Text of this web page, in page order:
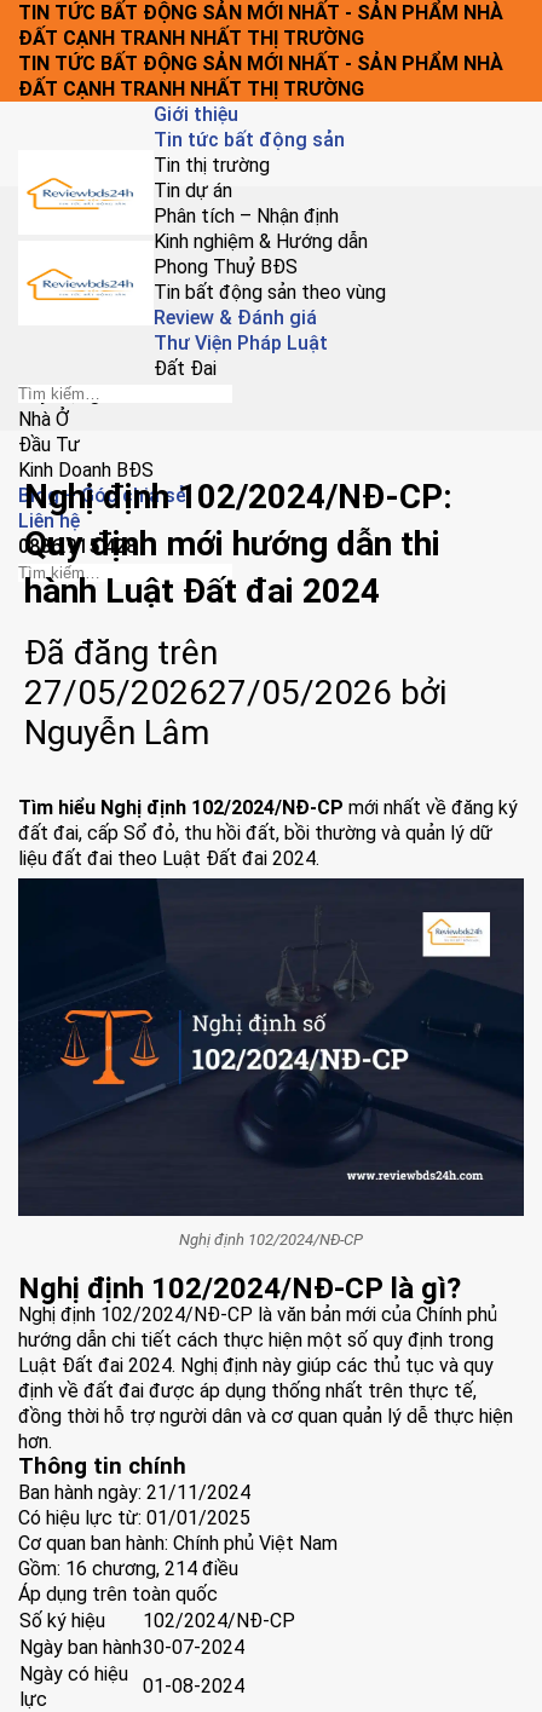
Chuyển
đến
nội
dung
TIN TỨC BẤT ĐỘNG SẢN MỚI NHẤT - SẢN PHẨM NHÀ
ĐẤT CẠNH TRANH NHẤT THỊ TRƯỜNG
TIN TỨC BẤT ĐỘNG SẢN MỚI NHẤT - SẢN PHẨM NHÀ
ĐẤT CẠNH TRANH NHẤT THỊ TRƯỜNG
Giới thiệu
Tin tức bất động sản
Tin thị trường
Tin dự án
Phân tích – Nhận định
Kinh nghiệm & Hướng dẫn
Phong Thuỷ BĐS
Tin bất động sản theo vùng
Review & Đánh giá
Thư Viện Pháp Luật
Đất Đai
Xây Dựng
Nhà Ở
Đầu Tư
Kinh Doanh BĐS
Blog – Góc chia sẻ
Liên hệ
0886.915.428
Nghị định 102/2024/NĐ-CP:
Quy định mới hướng dẫn thi
hành Luật Đất đai 2024
Đã đăng trên
27/05/202627/05/2026 bởi
Nguyễn Lâm
Tìm hiểu Nghị định 102/2024/NĐ-CP mới nhất về đăng ký
đất đai, cấp Sổ đỏ, thu hồi đất, bồi thường và quản lý dữ
liệu đất đai theo Luật Đất đai 2024.
Nghị định 102/2024/NĐ-CP
Nghị định 102/2024/NĐ-CP là gì?
Nghị định 102/2024/NĐ-CP là văn bản mới của Chính phủ
hướng dẫn chi tiết cách thực hiện một số quy định trong
Luật Đất đai 2024. Nghị định này giúp các thủ tục và quy
định về đất đai được áp dụng thống nhất trên thực tế,
đồng thời hỗ trợ người dân và cơ quan quản lý dễ thực hiện
hơn.
Thông tin chính
Ban hành ngày: 21/11/2024
Có hiệu lực từ: 01/01/2025
Cơ quan ban hành: Chính phủ Việt Nam
Gồm: 16 chương, 214 điều
Áp dụng trên toàn quốc
Số ký hiệu
102/2024/NĐ-CP
Ngày ban hành30-07-2024
Ngày có hiệu
lực
01-08-2024